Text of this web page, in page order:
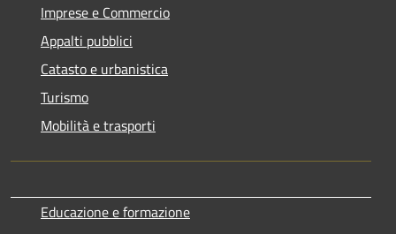
Imprese e Commercio
Appalti pubblici
Catasto e urbanistica
Turismo
Mobilità e trasporti
Educazione e formazione